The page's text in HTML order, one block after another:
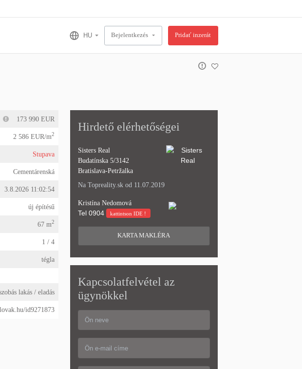
Bejelentkezés Pridať inzerát
173 990 EUR
2 586 EUR/m2
Stupava
Cementárenská
3.8.2026 11:02:54
új építésű
67 m2
1 / 4
tégla
lakás/ eladás
id9271873
Hirdető elérhetőségei
Sisters Real
Budatínska 5/3142
Bratislava-Petržalka
Na Topreality.sk od 11.07.2019
Kristína Nedomová
Tel0904 kattintson IDE !
KARTA MAKLÉRA
Kapcsolatfelvétel az
ügynökkel